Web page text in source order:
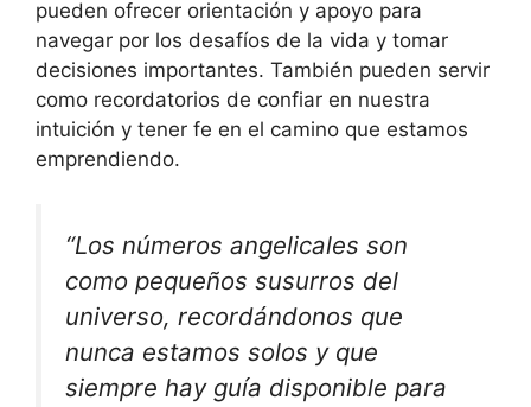
pueden ofrecer orientación y apoyo para
navegar por los desafíos de la vida y tomar
decisiones importantes. También pueden servir
como recordatorios de confiar en nuestra
intuición y tener fe en el camino que estamos
emprendiendo.
“Los números angelicales son
como pequeños susurros del
universo, recordándonos que
nunca estamos solos y que
siempre hay guía disponible para